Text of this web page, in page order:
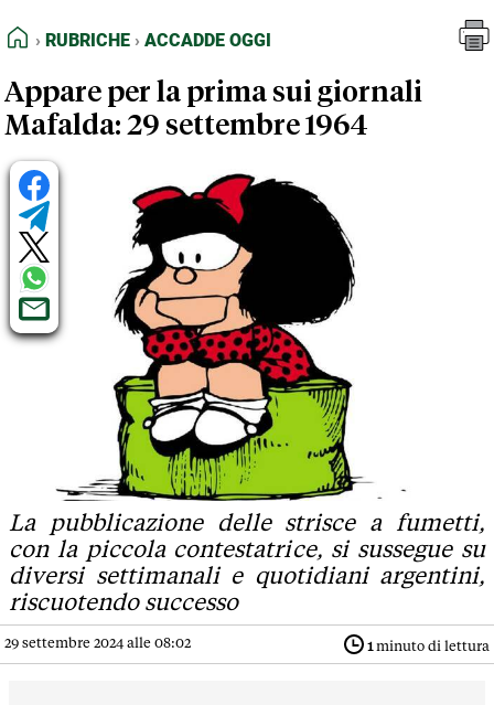
FEED RSS
NORMATIVE DEONTOLOGICHE
TERMINI e CONDIZIONI
Rubriche
Accadde oggi
HOME
RUBRICHE ACCADDE OGGI
Appare per la prima sui giornali
Mafalda: 29 settembre 1964
La pubblicazione delle strisce a fumetti,
con la piccola contestatrice, si sussegue su
diversi settimanali e quotidiani argentini,
riscuotendo successo
29 settembre 2024 alle 08:02 1 minuto di lettura